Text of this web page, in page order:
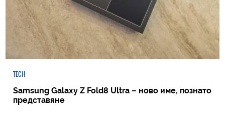
TECH
Samsung Galaxy Z Fold8 Ultra – ново име, познато
представяне